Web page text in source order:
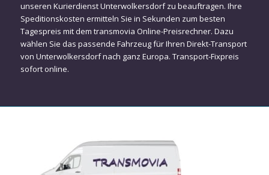
unseren Kurierdienst Unterwolkersdorf zu beauftragen. Ihre
Speditionskosten ermitteln Sie in Sekunden zum besten
Tagespreis mit dem transmovia Online-Preisrechner. Dazu
wählen Sie das passende Fahrzeug für Ihren Direkt-Transport
von Unterwolkersdorf nach ganz Europa. Transport-Fixpreis
sofort online.